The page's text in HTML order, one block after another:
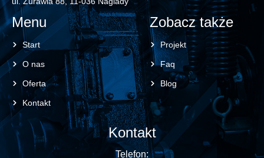
Menu
Start
O nas
Oferta
Kontakt
Zobacz także
Projekt
Faq
Blog
Kontakt
Telefon: